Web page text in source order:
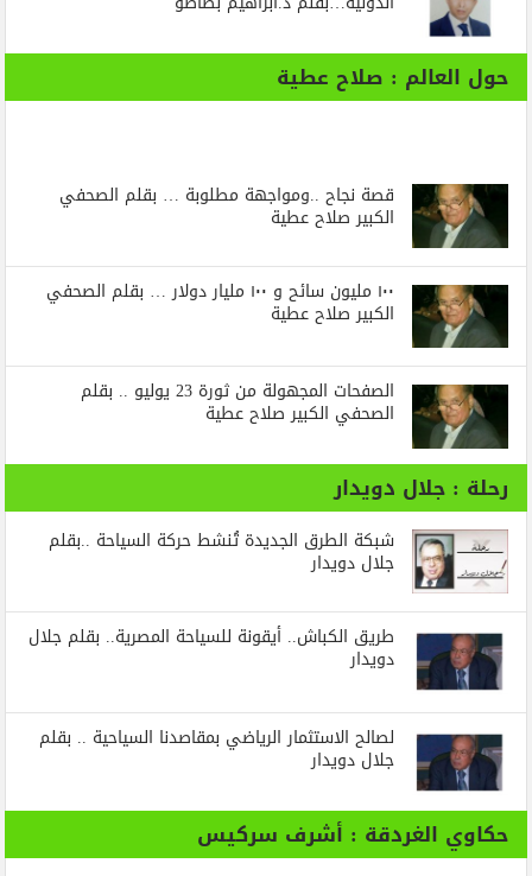
حول العالم : صلاح عطية
قصة نجاح ..ومواجهة مطلوبة … بقلم الصحفي
الكبير صلاح عطية
١٠٠ مليون سائح و ١٠٠ مليار دولار … بقلم الصحفي
الكبير صلاح عطية
الصفحات المجهولة من ثورة 23 يوليو .. بقلم
الصحفي الكبير صلاح عطية
رحلة : جلال دويدار
شبكة الطرق الجديدة تُنشط حركة السياحة ..بقلم
جلال دويدار
طريق الكباش.. أيقونة للسياحة المصرية.. بقلم جلال
دويدار
لصالح الاستثمار الرياضي بمقاصدنا السياحية .. بقلم
جلال دويدار
حكاوي الغردقة : أشرف سركيس